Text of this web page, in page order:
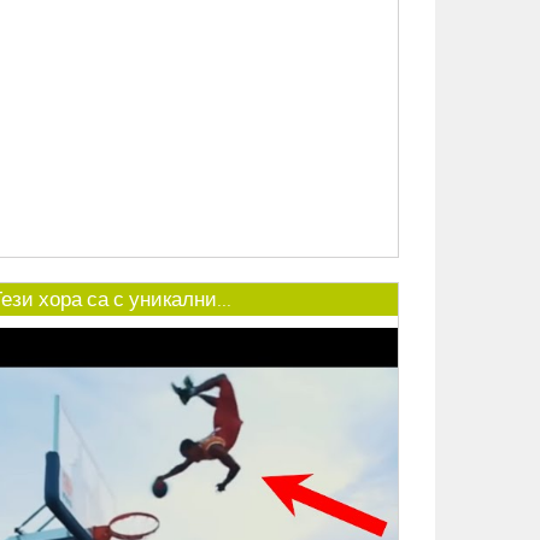
хора са с уникални...